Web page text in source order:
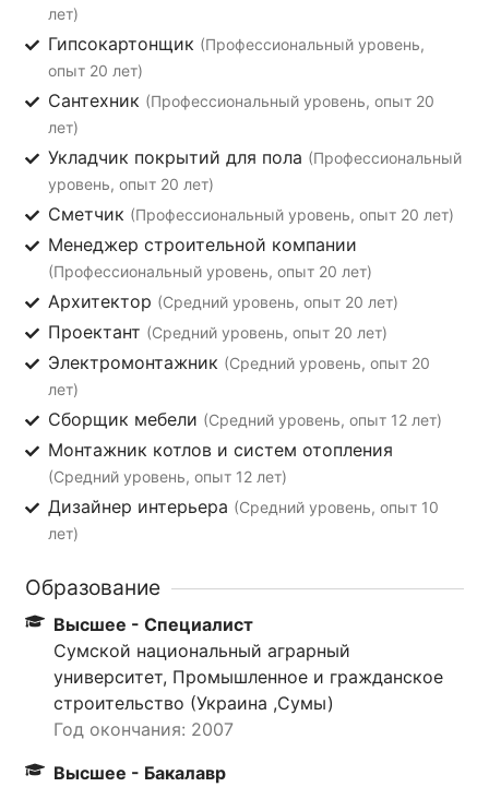
лет)
Гипсокартонщик (Профессиональный уровень,
опыт 20 лет)
Сантехник (Профессиональный уровень, опыт 20
лет)
Укладчик покрытий для пола (Профессиональный
уровень, опыт 20 лет)
Сметчик (Профессиональный уровень, опыт 20 лет)
Менеджер строительной компании
(Профессиональный уровень, опыт 20 лет)
Архитектор (Средний уровень, опыт 20 лет)
Проектант (Средний уровень, опыт 20 лет)
Электромонтажник (Средний уровень, опыт 20
лет)
Сборщик мебели (Средний уровень, опыт 12 лет)
Монтажник котлов и систем отопления
(Средний уровень, опыт 12 лет)
Дизайнер интерьера (Средний уровень, опыт 10
лет)
Образование
Высшее - Специалист
Сумской национальный аграрный
университет, Промышленное и гражданское
строительство (Украина ,Сумы)
Год окончания: 2007
Высшее - Бакалавр